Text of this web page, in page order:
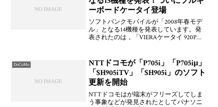
ーボードケータイ登場
ソフトバンクモバイルが「2008年春モデ
ル」となる14機種を発表しています。発
表されたのは，「VIERAケータイ 920P」
「822P」
DoCoMo
NTTドコモが「P705i」「P705iμ」
「SH905iTV」「SH905i」のソフト
更新を開始
NTTドコモはが端末がフリーズしてしま
う事象などが発見されたとしてパナソニ